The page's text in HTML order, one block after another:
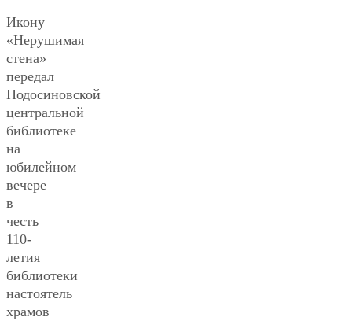
Икону
«Нерушимая
стена»
передал
Подосиновской
центральной
библиотеке
на
юбилейном
вечере
в
честь
110-
летия
библиотеки
настоятель
храмов